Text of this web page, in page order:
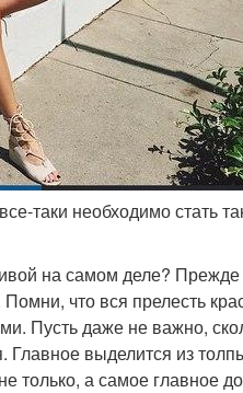
таки необходимо стать
на самом деле?
что вся прелесть
Пусть даже не важно,
выделится из
только, а самое главное